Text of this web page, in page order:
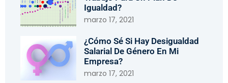
Igualdad?
marzo 17, 2021
¿Cómo Sé Si Hay Desigualdad
Salarial De Género En Mi
Empresa?
marzo 17, 2021